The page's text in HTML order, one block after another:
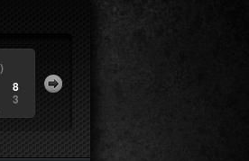
8
3